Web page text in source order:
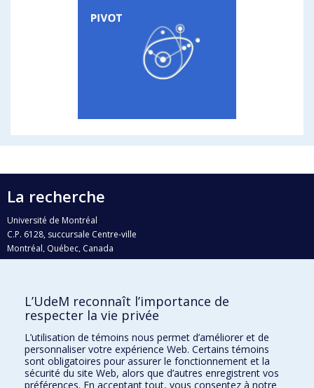
La recherche
Université de Montréal
C.P. 6128, succursale Centre-ville
Montréal, Québec, Canada
H3C 3J7
Qui fait quoi?
Nous trouver
Plan du site
Accessibilité
L’UdeM reconnaît l’importance de
respecter la vie privée
L’utilisation de témoins nous permet d’améliorer et de
personnaliser votre expérience Web. Certains témoins
sont obligatoires pour assurer le fonctionnement et la
sécurité du site Web, alors que d’autres enregistrent vos
préférences. En acceptant tout, vous consentez à notre